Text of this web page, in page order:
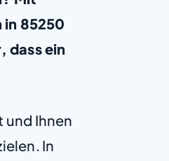
85250
dass ein
und Ihnen
In